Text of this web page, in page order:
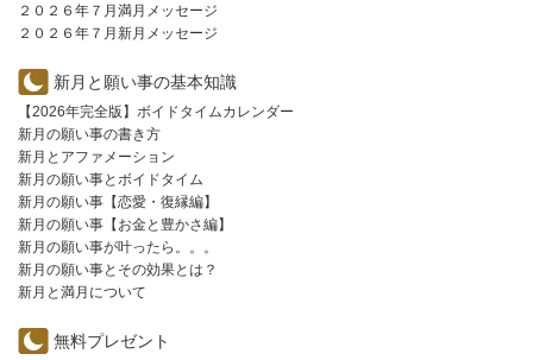
２０２６年７月満月メッセージ
２０２６年７月新月メッセージ
新月と願い事の基本知識
【2026年完全版】ボイドタイムカレンダー
新月の願い事の書き方
新月とアファメーション
新月の願い事とボイドタイム
新月の願い事【恋愛・復縁編】
新月の願い事【お金と豊かさ編】
新月の願い事が叶ったら。。。
新月の願い事とその効果とは？
新月と満月について
無料プレゼント